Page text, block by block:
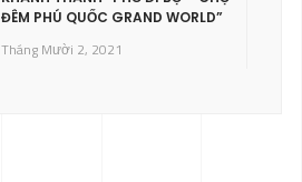
ĐÊM PHÚ QUỐC GRAND WORLD”
Tháng Mười 2, 2021